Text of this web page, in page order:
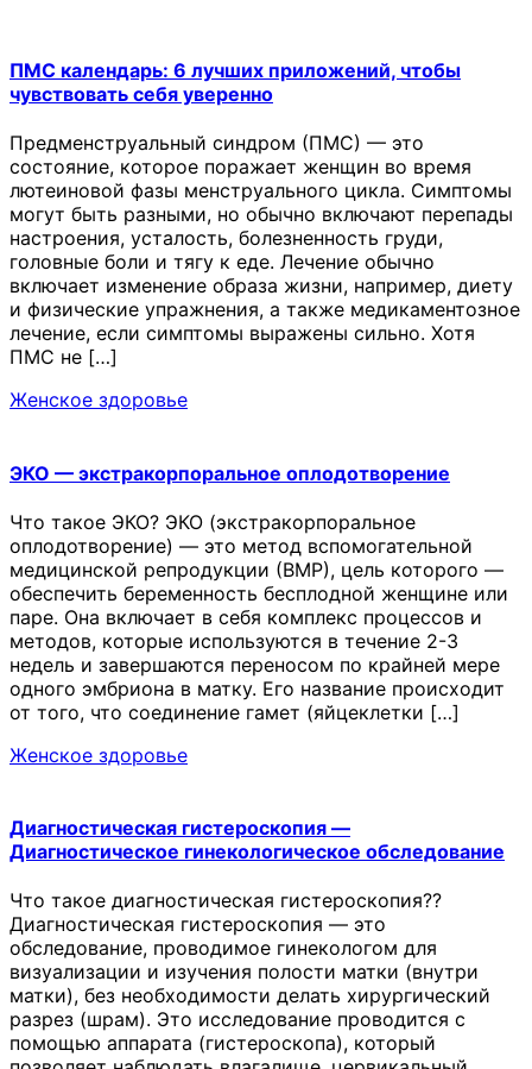
ПМС календарь: 6 лучших приложений, чтобы
чувствовать себя уверенно
Предменструальный синдром (ПМС) — это
состояние, которое поражает женщин во время
лютеиновой фазы менструального цикла. Симптомы
могут быть разными, но обычно включают перепады
настроения, усталость, болезненность груди,
головные боли и тягу к еде. Лечение обычно
включает изменение образа жизни, например, диету
и физические упражнения, а также медикаментозное
лечение, если симптомы выражены сильно. Хотя
ПМС не […]
Женское здоровье
ЭКО — экстракорпоральное оплодотворение
Что такое ЭКО? ЭКО (экстракорпоральное
оплодотворение) — это метод вспомогательной
медицинской репродукции (ВМР), цель которого —
обеспечить беременность бесплодной женщине или
паре. Она включает в себя комплекс процессов и
методов, которые используются в течение 2-3
недель и завершаются переносом по крайней мере
одного эмбриона в матку. Его название происходит
от того, что соединение гамет (яйцеклетки […]
Женское здоровье
Диагностическая гистероскопия —
Диагностическое гинекологическое обследование
Что такое диагностическая гистероскопия??
Диагностическая гистероскопия — это
обследование, проводимое гинекологом для
визуализации и изучения полости матки (внутри
матки), без необходимости делать хирургический
разрез (шрам). Это исследование проводится с
помощью аппарата (гистероскопа), который